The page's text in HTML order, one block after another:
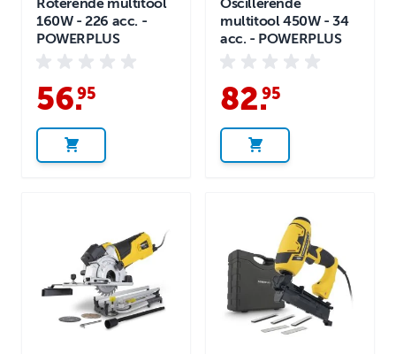
Roterende multitool
160W - 226 acc. -
POWERPLUS
56.
95
Oscillerende
multitool 450W - 34
acc. - POWERPLUS
82.
95